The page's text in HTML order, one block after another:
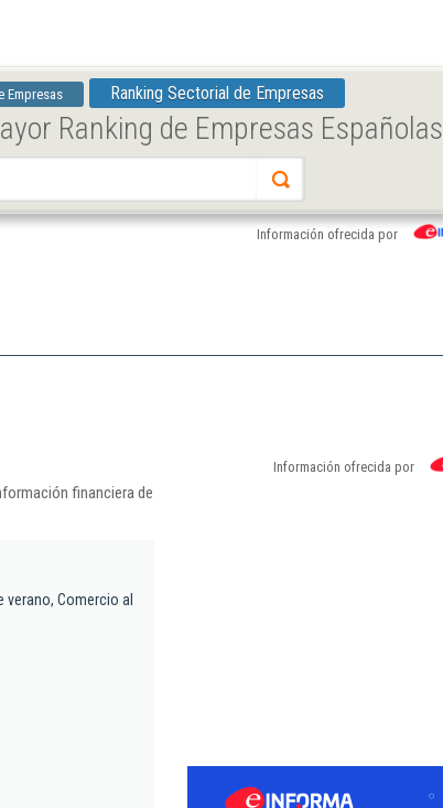
Empresas Ranking Sectorial de Empresas
Ranking de Empresas Españolas
Información ofrecida por
Información ofrecida por
financiera de
Comercio al